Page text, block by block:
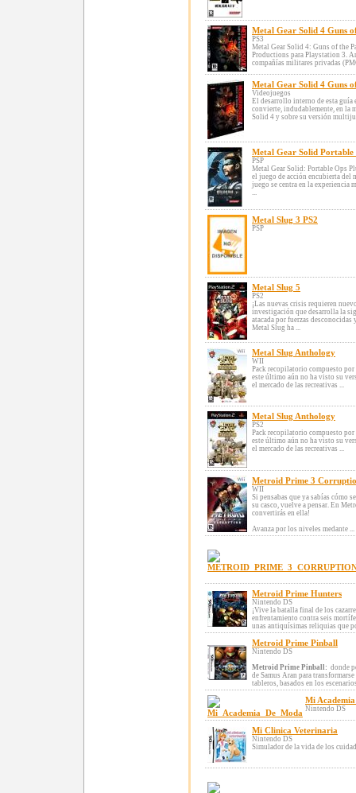
Metal Gear Solid 4 Guns
PS3
Metal Gear Solid 4: Guns of the
Productions para Playstation 3.
compañías militares privadas
Metal Gear Solid 4 Guns
Videojuegos
El desarrollo interno de esta
convierte, indudablemente, en la
Solid 4 y sobre su versión
Metal Gear Solid Portable
PSP
Metal Gear Solid: Portable Ops
el juego de acción encubierta del
juego se centra en la
...
Metal Slug 3 PS2
PSP
Metal Slug 5
PS2
¡Las nuevas crisis requieren
investigación que desarrolla la
atacada por fuerzas
Metal Slug ha ...
Metal Slug Anthology
WII
Pack recopilatorio compuesto
este último aún no ha visto su
el mercado de las recreativas ...
Metal Slug Anthology
PS2
Pack recopilatorio compuesto
este último aún no ha visto su
el mercado de las recreativas ...
Metroid Prime 3
WII
Si pensabas que ya sabías cómo
su casco, vuelve a pensar. En
convertirás en ella!
Avanza por los niveles medante ...
Metroid Prime Hunters
Nintendo DS
¡Vive la batalla final de los
enfrentamiento contra seis
unas antiquísimas reliquias que
Metroid Prime Pinball
Nintendo DS
Metroid Prime Pinball: donde
de Samus Aran para
tableros, basados en los
Mi
Nintendo DS
Mi Clinica Veterinaria
Nintendo DS
Simulador de la vida de los